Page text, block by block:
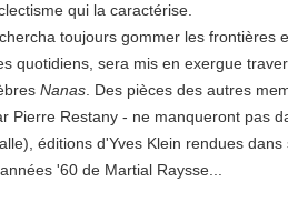
qui la caractérise.
toujours gommer les frontières
quotidiens, sera mis en exergue
Nanas . Des pièces des autres
Pierre Restany - ne manqueront pas
éditions d'Yves Klein rendues dans
'60 de Martial Raysse...